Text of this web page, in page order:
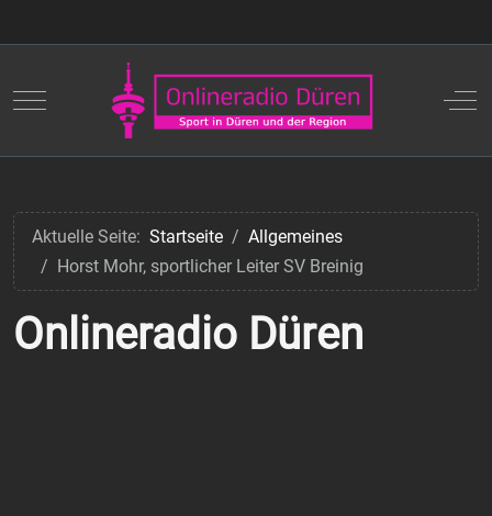
Mobile Menu Toggle Off-
Aktuelle Seite: Startseite
Allgemeines
Horst Mohr, sportlicher Leiter SV Breinig
Onlineradio Düren